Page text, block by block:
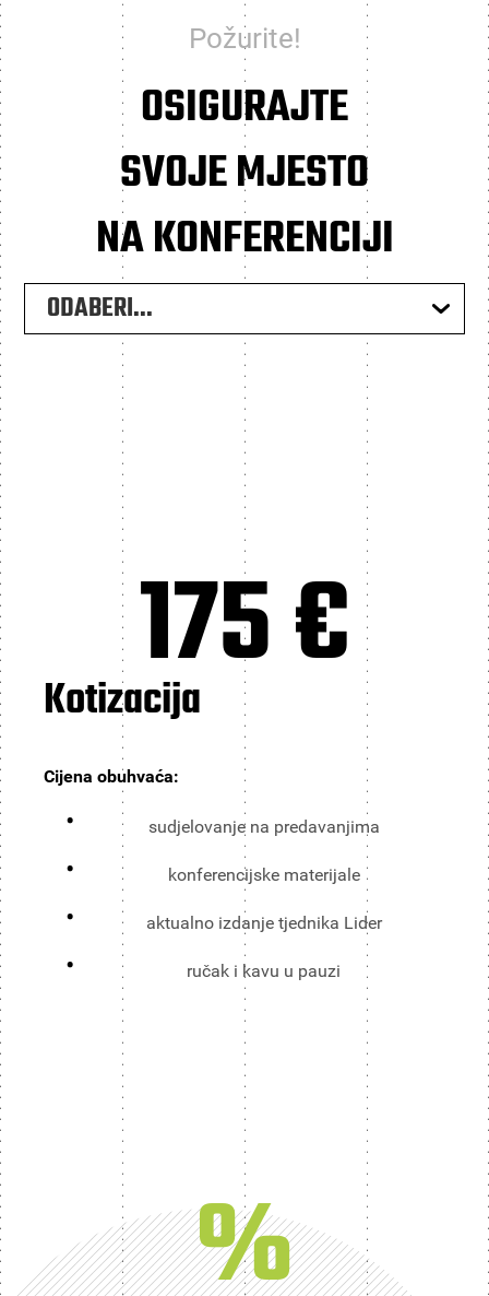
Požurite!
OSIGURAJTE
SVOJE MJESTO
NA KONFERENCIJI
ODABERI...
175 €
Kotizacija
Cijena obuhvaća:
sudjelovanje na predavanjima
konferencijske materijale
aktualno izdanje tjednika Lider
ručak i kavu u pauzi
%